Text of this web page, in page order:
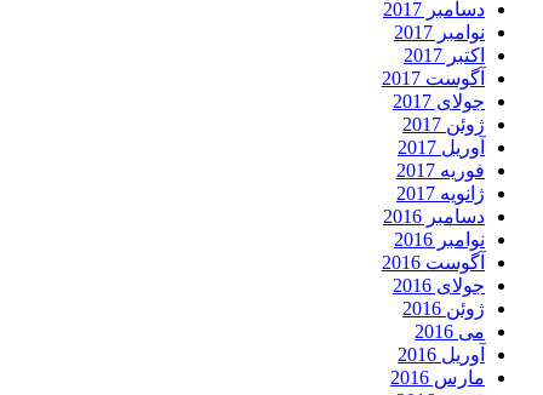
دسامبر 2017
نوامبر 2017
اکتبر 2017
آگوست 2017
جولای 2017
ژوئن 2017
آوریل 2017
فوریه 2017
ژانویه 2017
دسامبر 2016
نوامبر 2016
آگوست 2016
جولای 2016
ژوئن 2016
می 2016
آوریل 2016
مارس 2016